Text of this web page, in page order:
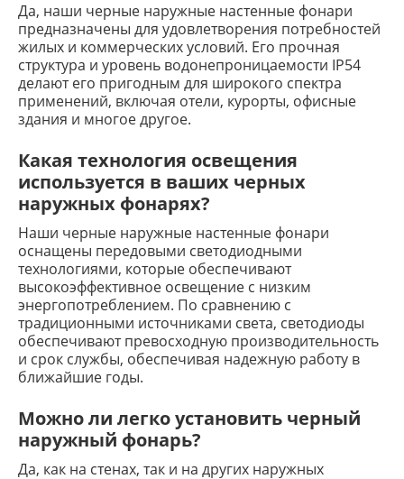
Да, наши черные наружные настенные фонари
предназначены для удовлетворения потребностей
жилых и коммерческих условий. Его прочная
структура и уровень водонепроницаемости IP54
делают его пригодным для широкого спектра
применений, включая отели, курорты, офисные
здания и многое другое.
Какая технология освещения
используется в ваших черных
наружных фонарях?
Наши черные наружные настенные фонари
оснащены передовыми светодиодными
технологиями, которые обеспечивают
высокоэффективное освещение с низким
энергопотреблением. По сравнению с
традиционными источниками света, светодиоды
обеспечивают превосходную производительность
и срок службы, обеспечивая надежную работу в
ближайшие годы.
Можно ли легко установить черный
наружный фонарь?
Да, как на стенах, так и на других наружных